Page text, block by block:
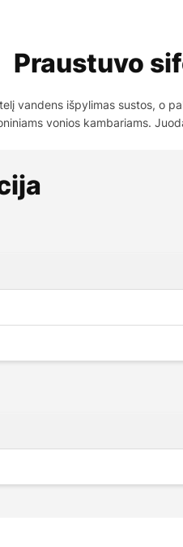
Praustuvo
vandens išpylimas sustos, o
vonios kambariams.